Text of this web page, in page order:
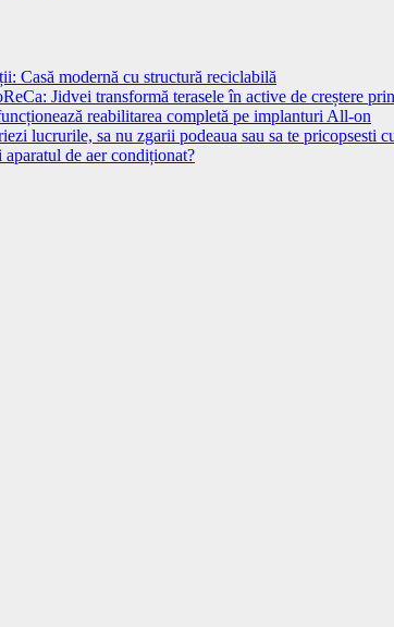
Casă modernă cu structură reciclabilă
Jidvei transformă terasele în active de creștere
reabilitarea completă pe implanturi All-on
lucrurile, sa nu zgarii podeaua sau sa te pricopsesti
de aer condiționat?